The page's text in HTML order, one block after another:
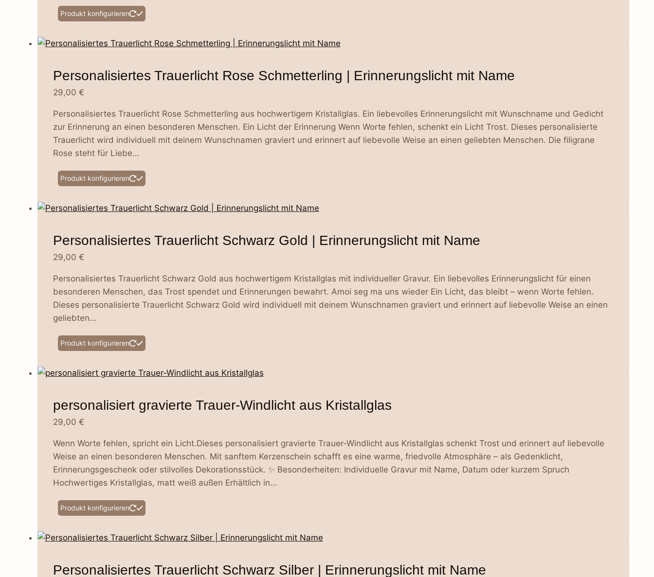
Produkt konfigurieren
Dieses
Produkt
mehrere
auf.
können
auf
der
Personalisiertes Trauerlicht Rose Schmetterling | Erinnerungslicht mit Name
29,00 €
Personalisiertes Trauerlicht Rose Schmetterling aus hochwertigem Kristallglas. Ein liebevolles Erinnerungslicht mit Wunschname und Gedicht
zur Erinnerung an einen besonderen Menschen. Ein Licht der Erinnerung Wenn Worte fehlen, schenkt ein Licht Trost. Dieses personalisierte
Trauerlicht wird individuell mit deinem Wunschnamen graviert und erinnert auf liebevolle Weise an einen geliebten Menschen. Die filigrane
Rose steht für Liebe…
Produkt konfigurieren
Dieses
Produkt
mehrere
auf.
können
auf
der
Personalisiertes Trauerlicht Schwarz Gold | Erinnerungslicht mit Name
29,00 €
Personalisiertes Trauerlicht Schwarz Gold aus hochwertigem Kristallglas mit individueller Gravur. Ein liebevolles Erinnerungslicht für einen
besonderen Menschen, das Trost spendet und Erinnerungen bewahrt. Amoi seg ma uns wieder Ein Licht, das bleibt – wenn Worte fehlen.
Dieses personalisierte Trauerlicht Schwarz Gold wird individuell mit deinem Wunschnamen graviert und erinnert auf liebevolle Weise an einen
geliebten…
Produkt konfigurieren
personalisiert gravierte Trauer-Windlicht aus Kristallglas
29,00 €
Wenn Worte fehlen, spricht ein Licht.Dieses personalisiert gravierte Trauer-Windlicht aus Kristallglas schenkt Trost und erinnert auf liebevolle
Weise an einen besonderen Menschen. Mit sanftem Kerzenschein schafft es eine warme, friedvolle Atmosphäre – als Gedenklicht,
Erinnerungsgeschenk oder stilvolles Dekorationsstück. ✨ Besonderheiten: Individuelle Gravur mit Name, Datum oder kurzem Spruch
Hochwertiges Kristallglas, matt weiß außen Erhältlich in…
Produkt konfigurieren
Personalisiertes Trauerlicht Schwarz Silber | Erinnerungslicht mit Name